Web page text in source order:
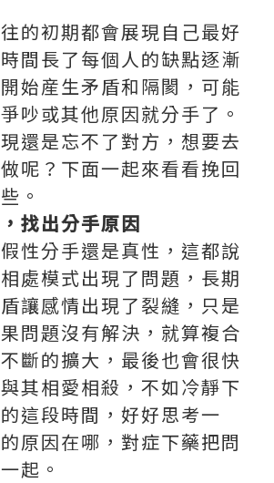
的初期都會展現自己最好
間長了每個人的缺點逐漸
始産生矛盾和隔閡，可能
吵或其他原因就分手了。
還是忘不了對方，想要去
呢？下面一起來看看挽回
。
找出分手原因
性分手還是真性，這都說
處模式出現了問題，長期
讓感情出現了裂縫，只是
問題沒有解決，就算複合
斷的擴大，最後也會很快
其相愛相殺，不如冷靜下
這段時間，好好思考一
原因在哪，對症下藥把問
起。